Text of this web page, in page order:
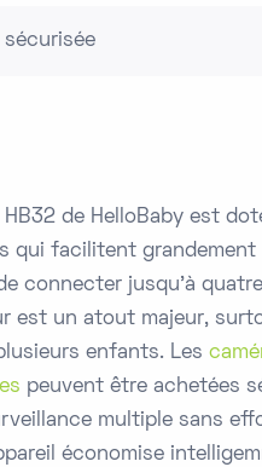
HB32 de HelloBaby est
qui facilitent grandement
connecter jusqu'à
est un atout majeur,
enfants. Les
peuvent être achetées
multiple sans
économise